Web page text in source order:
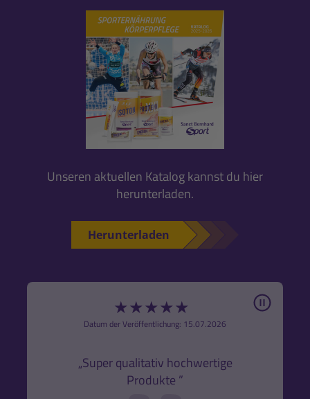
Unseren aktuellen Katalog kannst du hier
herunterladen.
Herunterladen
★★★★★
Datum der Veröffentlichung: 15.07.2026
„Super qualitativ hochwertige
Produkte ”
Pause